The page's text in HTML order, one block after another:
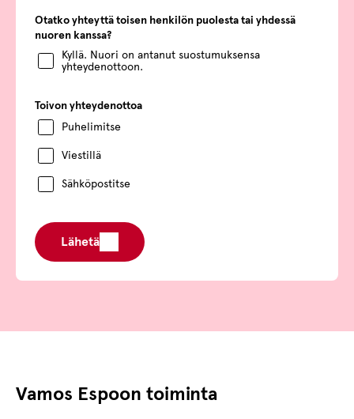
Otatko yhteyttä toisen henkilön puolesta tai yhdessä
nuoren kanssa?
Kyllä. Nuori on antanut suostumuksensa
yhteydenottoon.
Toivon yhteydenottoa
Puhelimitse
Viestillä
Sähköpostitse
Lähetä
Vamos Espoon toiminta